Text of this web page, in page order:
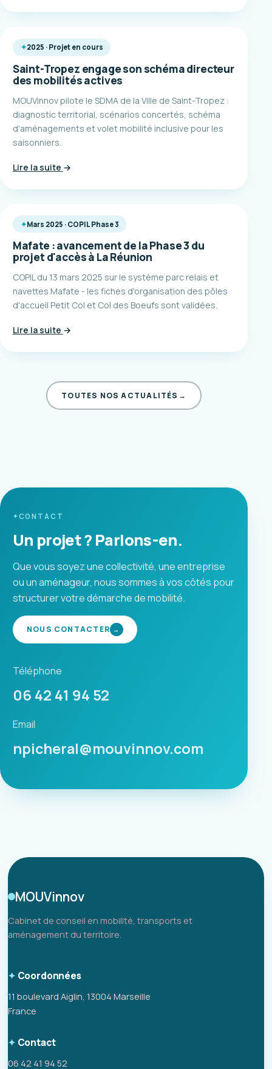
2025 · Projet en cours
Saint-Tropez engage son schéma directeur
des mobilités actives
MOUVinnov pilote le SDMA de la Ville de Saint-Tropez :
diagnostic territorial, scénarios concertés, schéma
d'aménagements et volet mobilité inclusive pour les
saisonniers.
Lire la suite →
Mars 2025 · COPIL Phase 3
Mafate : avancement de la Phase 3 du
projet d'accès à La Réunion
COPIL du 13 mars 2025 sur le système parc relais et
navettes Mafate - les fiches d'organisation des pôles
d'accueil Petit Col et Col des Boeufs sont validées.
Lire la suite →
TOUTES NOS ACTUALITÉS →
CONTACT
Un projet ? Parlons-en.
Que vous soyez une collectivité, une entreprise
ou un aménageur, nous sommes à vos côtés pour
structurer votre démarche de mobilité.
NOUS CONTACTER →
Téléphone
06 42 41 94 52
Email
npicheral@mouvinnov.com
MOUVinnov
Cabinet de conseil en mobilité, transports et
aménagement du territoire.
Coordonnées
11 boulevard Aiglin, 13004 Marseille
France
Contact
06 42 41 94 52